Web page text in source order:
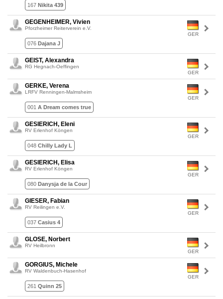
167 Nikita 439
GER
GEGENHEIMER, Vivien
Pforzheimer Reiterverein e.V.
076 Dajana J
GER
GEIST, Alexandra
RG Hegnach-Oeffingen
GER
GERKE, Verena
LRFV Renningen-Malmsheim
001 A Dream comes true
GER
GESIERICH, Eleni
RV Erlenhof Köngen
048 Chilly Lady L
GER
GESIERICH, Elisa
RV Erlenhof Köngen
080 Danysja de la Cour
GER
GIESER, Fabian
RV Reilingen e.V.
037 Casius 4
GER
GLOSE, Norbert
RV Heilbronn
GER
GORGIUS, Michele
RV Waldenbuch-Hasenhof
261 Quinn 25